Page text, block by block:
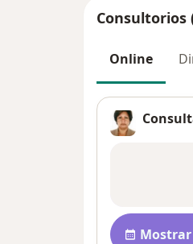
Consultorios
Online